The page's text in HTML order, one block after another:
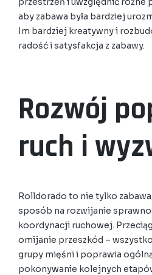
aby zabawa była bardziej
Im bardziej kreatywny i
radość i satysfakcja z zabawy.
Rozwój
ruch i
Rolldorado to nie tylko
sposób na rozwijanie
koordynacji ruchowej.
omijanie przeszkód –
grupy mięśni i poprawia
pokonywanie kolejnych